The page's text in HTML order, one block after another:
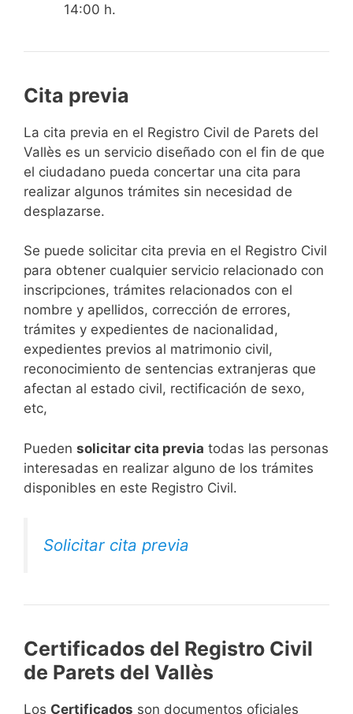
14:00 h.
Cita previa
​​​​​​​​​​​​​​​​​​​​​​​​​​​​La cita previa en el Registro Civil de Parets del
Vallès es un servicio diseñado con el fin de que
el ciudadano pueda concertar una cita para
realizar algunos trámites sin necesidad de
desplazarse.​
Se puede solicitar cita previa en el Registro Civil
para obtener cualquier servicio relacionado con
inscripciones, trámites relacionados con el
nombre y apellidos, corrección de errores,
trámites y expedientes de nacionalidad,
expedientes previos al matrimonio civil,
reconocimiento de sentencias extranjeras que
afectan al estado civil, rectificación de sexo,
etc,
​Pueden solicitar cita previa todas las personas
interesadas en realizar alguno de los trámites
disponibles en este Registro Civil.​
Solicitar cita previa
Certificados del Registro Civil
de Parets del Vallès
Los Certificados son documentos oficiales